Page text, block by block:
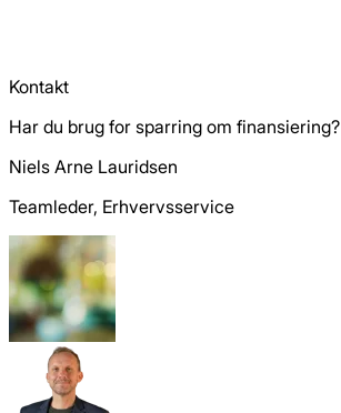
Kontakt
Har du brug for sparring om finansiering?
Niels Arne Lauridsen
Teamleder, Erhvervsservice